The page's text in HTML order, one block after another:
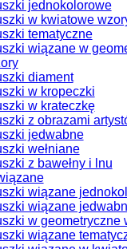
jednokolorowe
w kwiatowe
tematyczne
wiązane w
diament
w kropeczki
w krateczkę
z obrazami
jedwabne
wełniane
z bawełny i lnu
wiązane
wiązane
w geometryczne
wiązane